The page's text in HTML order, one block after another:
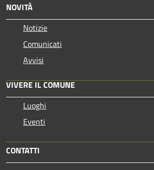
NOVITÀ
Notizie
Comunicati
Avvisi
VIVERE IL COMUNE
Luoghi
Eventi
CONTATTI